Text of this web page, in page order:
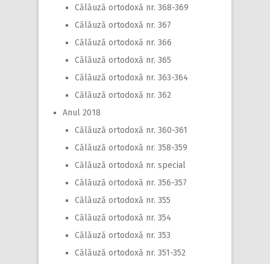
Călăuză ortodoxă nr. 368-369
Călăuză ortodoxă nr. 367
Călăuză ortodoxă nr. 366
Călăuză ortodoxă nr. 365
Călăuză ortodoxă nr. 363-364
Călăuză ortodoxă nr. 362
Anul 2018
Călăuză ortodoxă nr. 360-361
Călăuză ortodoxă nr. 358-359
Călăuză ortodoxă nr. special
Călăuză ortodoxă nr. 356-357
Călăuză ortodoxă nr. 355
Călăuză ortodoxă nr. 354
Călăuză ortodoxă nr. 353
Călăuză ortodoxă nr. 351-352